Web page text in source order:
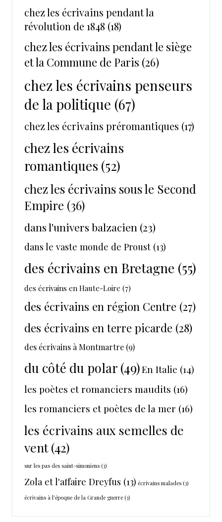
chez les écrivains pendant la
révolution de 1848 (18)
chez les écrivains pendant le siège
et la Commune de Paris (26)
chez les écrivains penseurs
de la politique (67)
chez les écrivains préromantiques (17)
chez les écrivains
romantiques (52)
chez les écrivains sous le Second
Empire (36)
dans l'univers balzacien (23)
dans le vaste monde de Proust (13)
des écrivains en Bretagne (55)
des écrivains en Haute-Loire (7)
des écrivains en région Centre (27)
des écrivains en terre picarde (28)
des écrivains à Montmartre (9)
du côté du polar (49)En Italie (14)
les poètes et romanciers maudits (16)
les romanciers et poètes de la mer (16)
les écrivains aux semelles de
vent(42)
sur les pas des saint-simoniens (3)
Zola et l'affaire Dreyfus (13) écrivains malades (3)
écrivains à l'époque de la Grande guerre (3)